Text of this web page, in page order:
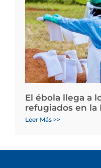
El ébola llega a
refugiados en la
Leer Más >>